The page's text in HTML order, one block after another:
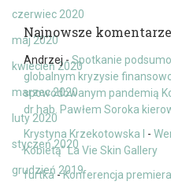
czerwiec 2020
maj 2020
kwiecień 2020
marzec 2020
luty 2020
styczeń 2020
grudzień 2019
Najnowsze komentarze
Andrzej-Spotkanie
globalnym kryzysie
spowodowanym pandemią
dr hab. Pawłem Soroka
Krystyna Krzekotowska I
-
Kobietą” La Vie Skin Gallery
furtka-Konferencja